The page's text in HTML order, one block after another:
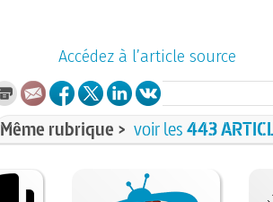
Accédez à l’article source
Même rubrique > voir les443